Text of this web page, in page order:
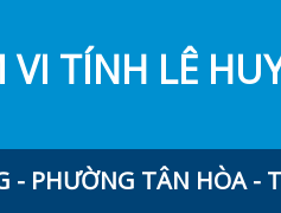
TÍNH LÊ
- PHƯỜNG TÂN HÒA -